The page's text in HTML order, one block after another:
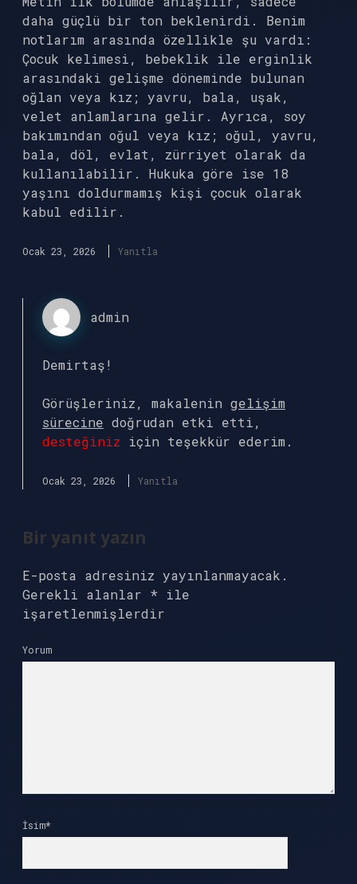
daha güçlü bir ton beklenirdi. Benim
notlarım arasında özellikle şu vardı:
Çocuk kelimesi, bebeklik ile erginlik
arasındaki gelişme döneminde bulunan
oğlan veya kız; yavru, bala, uşak,
velet anlamlarına gelir. Ayrıca, soy
bakımından oğul veya kız; oğul, yavru,
bala, döl, evlat, zürriyet olarak da
kullanılabilir. Hukuka göre ise 18
yaşını doldurmamış kişi çocuk olarak
kabul edilir.
Ocak 23, 2026 Yanıtla
admin
Demirtaş!
Görüşleriniz, makalenin gelişim
sürecine doğrudan etki etti,
desteğiniz için teşekkür ederim.
Ocak 23, 2026 Yanıtla
Bir yanıt yazın
E-posta adresiniz yayınlanmayacak.
Gerekli alanlar * ile
işaretlenmişlerdir
Yorum
İsim*